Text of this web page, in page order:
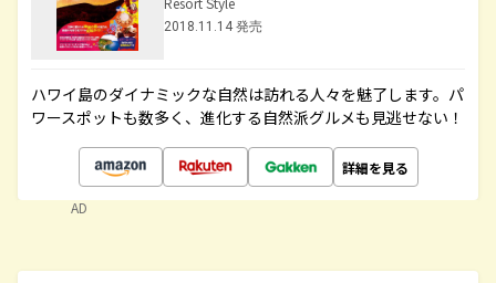
2018.11.14 発売
ハワイ島のダイナミックな自然は訪れる人々を魅了します。パ
ワースポットも数多く、進化する自然派グルメも見逃せない！
詳細を見る
AD